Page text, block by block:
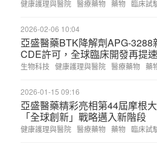
健康護理與醫院 醫療藥物 藥物 臨床試
2026-02-06 10:04
亞盛醫藥BTK降解劑APG-
CDE許可，全球臨床開發再提速
生物科技 健康護理與醫院 醫療藥物 藥
2026-01-15 09:16
亞盛醫藥精彩亮相第44屆摩根
「全球創新」戰略邁入新階段
健康護理與醫院 醫療藥物 藥物 臨床試